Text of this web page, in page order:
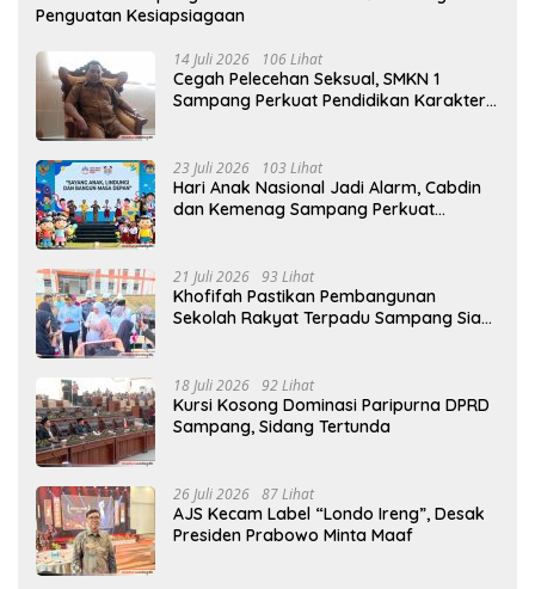
Penguatan Kesiapsiagaan
14 Juli 2026 106 Lihat
Cegah Pelecehan Seksual, SMKN 1
Sampang Perkuat Pendidikan Karakter
23 Juli 2026 103 Lihat
Hari Anak Nasional Jadi Alarm, Cabdin
dan Kemenag Sampang Perkuat
21 Juli 2026 93 Lihat
Khofifah Pastikan Pembangunan
Sekolah Rakyat Terpadu Sampang Siap
18 Juli 2026 92 Lihat
Kursi Kosong Dominasi Paripurna DPRD
Sampang, Sidang Tertunda
26 Juli 2026 87 Lihat
AJS Kecam Label “Londo Ireng”, Desak
Presiden Prabowo Minta Maaf